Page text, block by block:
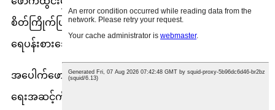
စိတ်ကြိုက်ပြင်ဆင်နိုင်ပြီး အလှဆင်ရည်ရွယ်ချက်များအတွက်
ရေပန်းစားသော ရွေးချယ်မှုတစ်ခု ဖြစ်လာစေပါသည်။
အပေါက်ဖောက်ထားသောသတ္တုသည် လုံခြုံရေးနှင့် လျှို့ဝှက်
ရေးအဆင့်ကို ပေးစွမ်းသောကြောင့် ၎င်းသည် လုံခြုံရေးစခရင်